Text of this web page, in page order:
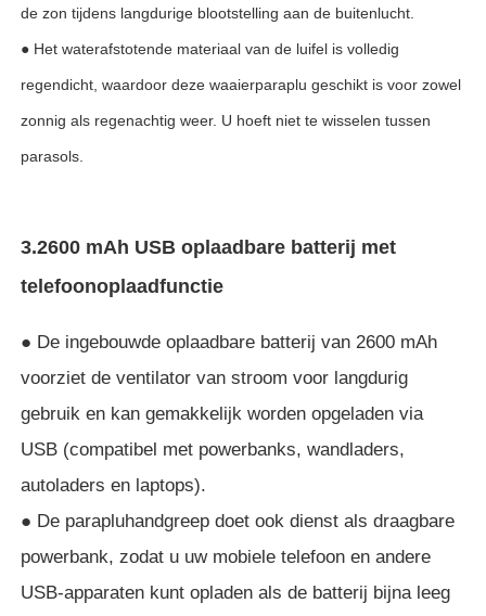
de zon tijdens langdurige blootstelling aan de buitenlucht.
● Het waterafstotende materiaal van de luifel is volledig
regendicht, waardoor deze waaierparaplu geschikt is voor zowel
zonnig als regenachtig weer. U hoeft niet te wisselen tussen
parasols.
3.2600 mAh USB oplaadbare batterij met
telefoonoplaadfunctie
● De ingebouwde oplaadbare batterij van 2600 mAh
voorziet de ventilator van stroom voor langdurig
gebruik en kan gemakkelijk worden opgeladen via
USB (compatibel met powerbanks, wandladers,
autoladers en laptops).
● De parapluhandgreep doet ook dienst als draagbare
powerbank, zodat u uw mobiele telefoon en andere
USB-apparaten kunt opladen als de batterij bijna leeg